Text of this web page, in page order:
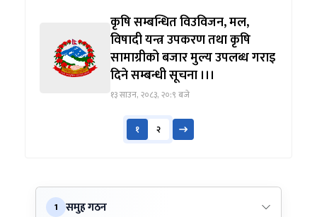
कृषि सम्बन्धित विउविजन, मल,
विषादी यन्त्र उपकरण तथा कृषि
सामाग्रीको बजार मुल्य उपलब्ध गराइ
दिने सम्बन्धी सूचना ।।।
१३ साउन, २०८३, २०:९ बजे
१ २
1 समुह गठन